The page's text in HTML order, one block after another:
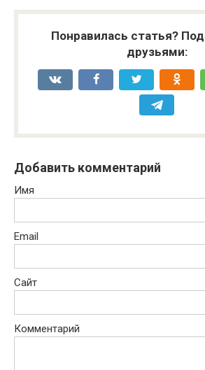
Понравилась статья?
друзьями:
Добавить комментарий
Имя
Email
Сайт
Комментарий